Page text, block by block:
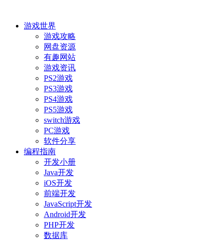
游戏世界
游戏攻略
网盘资源
有趣网站
游戏资讯
PS2游戏
PS3游戏
PS4游戏
PS5游戏
switch游戏
PC游戏
软件分享
编程指南
开发小册
Java开发
iOS开发
前端开发
JavaScript开发
Android开发
PHP开发
数据库